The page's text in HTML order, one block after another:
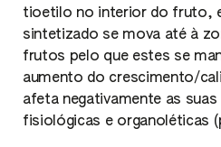
tioetilo no interior do fruto,
sintetizado se mova até à
frutos pelo que estes se
aumento do crescimento/
afeta negativamente as
fisiológicas e organoléticas